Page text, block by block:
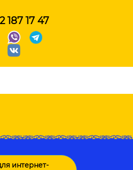
187 17 47
интернет-